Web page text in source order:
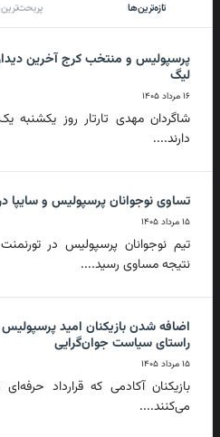
تازه‌ترین‌ها
پرسپولیس و منتخب کرج آخرین
لیگ
۱۶ مرداد ۱۴۰۵
شاگردان مهدی تارتار روز یکشنبه یک
دارند....
تساوی نوجوانان پرسپولیس و سایپا
۱۵ مرداد ۱۴۰۵
تیم نوجوانان پرسپولیس در
نتیجه مساوی رسید....
اضافه شدن بازیکنان امید پرسپولیس
راستای سیاست جوان‌گرایی
۱۵ مرداد ۱۴۰۵
بازیکنان آکادمی که قرارداد
می‌کنند....